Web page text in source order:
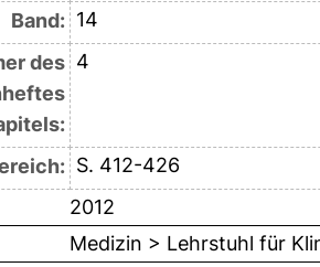
Band: 14
des 4
S. 412-426
2012
Medizin > Lehrstuhl für